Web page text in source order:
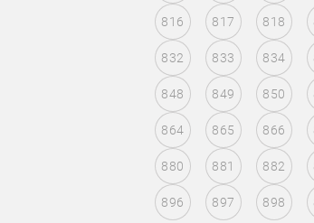
816 817 818
832 833 834
848 849 850
864 865 866
880 881 882
896 897 898